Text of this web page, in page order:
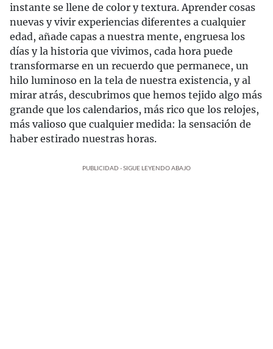
instante se llene de color y textura. Aprender cosas
nuevas y vivir experiencias diferentes a cualquier
edad, añade capas a nuestra mente, engruesa los
días y la historia que vivimos, cada hora puede
transformarse en un recuerdo que permanece, un
hilo luminoso en la tela de nuestra existencia, y al
mirar atrás, descubrimos que hemos tejido algo más
grande que los calendarios, más rico que los relojes,
más valioso que cualquier medida: la sensación de
haber estirado nuestras horas.
PUBLICIDAD - SIGUE LEYENDO ABAJO